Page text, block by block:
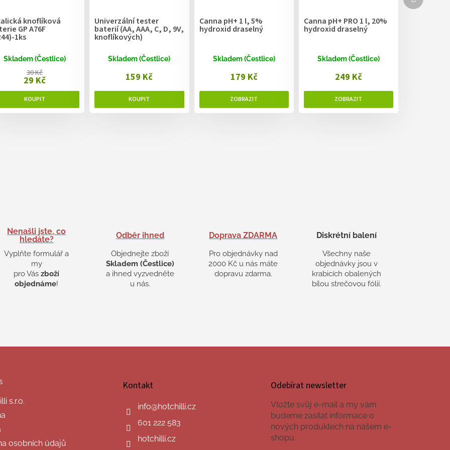
Nenašli jste, co
hledáte?
Vyplňte formulář a
my
pro Vászboží
objednáme!
Odběr ihned
Objednejte zboží
Skladem (Čestlice)
a ihned vyzvedněte
u nás.
Doprava ZDARMA
Pro objednávky nad
2000 Kč u nás máte
dopravu zdarma.
Diskrétní balení
Všechny naše
objednávky jsou v
krabicích obalených
bílou strečovou fólií.
knoflíková
GP A76F
1ks
Skladem (Čestlice)
29 Kč
30 Kč
Univerzální tester
baterií (AA, AAA, C, D, 9V,
knoflíkových)
Skladem (Čestlice)
159 Kč
Canna pH+ 1 l, 5%
hydroxid draselný
Skladem (Čestlice)
179 Kč
Canna pH+ PRO 1 l, 20%
hydroxid draselný
Skladem (Čestlice)
249 Kč
produkt
s.r.o.
osobních údajů
Kontakt
info@hotchilli.cz
601 222 583
hotchilli.cz
Odebírat newsletter
Vložte svůj e-mail a my vám
budeme zasílat informace o
nových produktech na našem e-
shopu.